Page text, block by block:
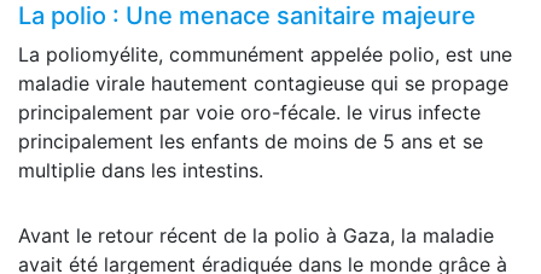
La polio : Une menace sanitaire majeure
La poliomyélite, communément appelée polio, est une
maladie virale hautement contagieuse qui se propage
principalement par voie oro-fécale. le virus infecte
principalement les enfants de moins de 5 ans et se
multiplie dans les intestins.
Avant le retour récent de la polio à Gaza, la maladie
avait été largement éradiquée dans le monde grâce à